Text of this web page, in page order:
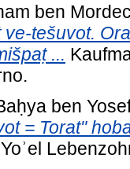
ben
ve-tešuvot.
...
ben
= Torat"